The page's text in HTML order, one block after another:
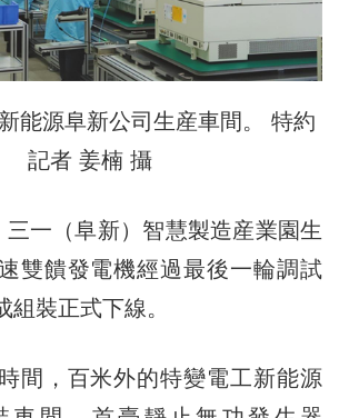
能源阜新公司生産車間。 特約
記者 姜楠 攝
（阜新）智慧製造産業園生
雙饋發電機經過最後一輪調試
裝正式下線。
，百米外的特變電工新能源